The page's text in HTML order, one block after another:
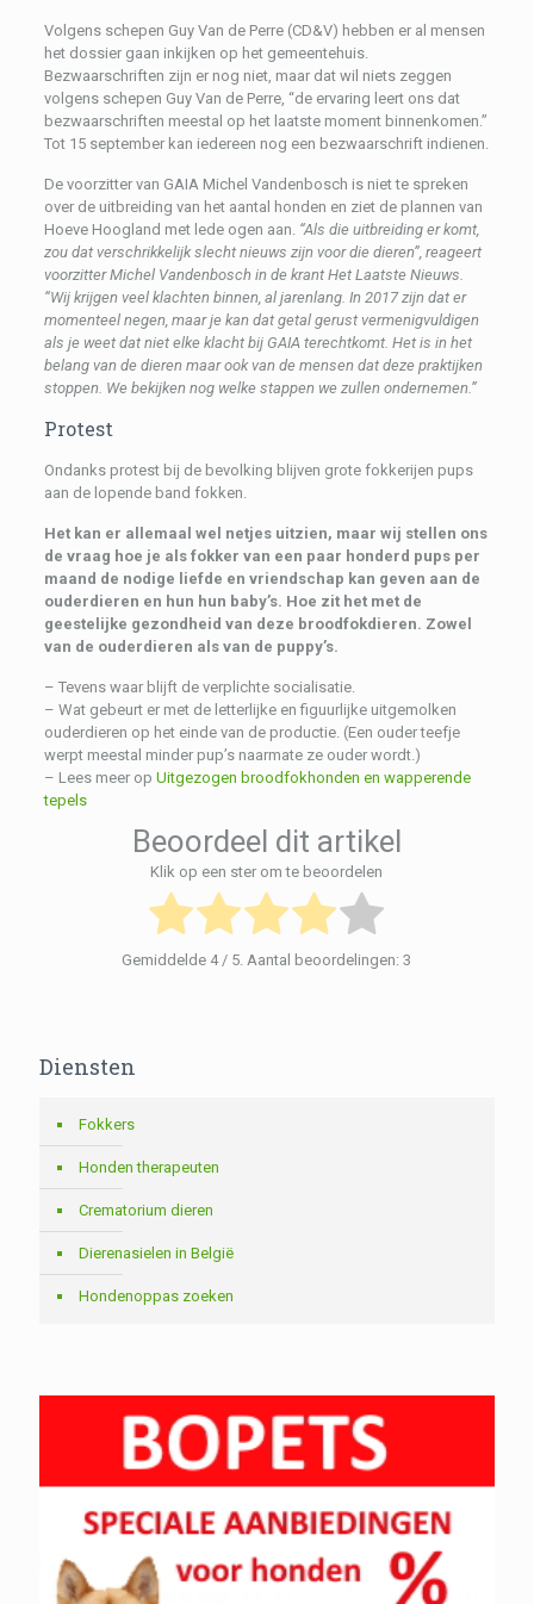
Volgens schepen Guy Van de Perre (CD&V) hebben er al mensen
het dossier gaan inkijken op het gemeentehuis.
Bezwaarschriften zijn er nog niet, maar dat wil niets zeggen
volgens schepen Guy Van de Perre, “de ervaring leert ons dat
bezwaarschriften meestal op het laatste moment binnenkomen.”
Tot 15 september kan iedereen nog een bezwaarschrift indienen.
De voorzitter van GAIA Michel Vandenbosch is niet te spreken
over de uitbreiding van het aantal honden en ziet de plannen van
Hoeve Hoogland met lede ogen aan. “Als die uitbreiding er komt,
zou dat verschrikkelijk slecht nieuws zijn voor die dieren”, reageert
voorzitter Michel Vandenbosch in de krant Het Laatste Nieuws.
“Wij krijgen veel klachten binnen, al jarenlang. In 2017 zijn dat er
momenteel negen, maar je kan dat getal gerust vermenigvuldigen
als je weet dat niet elke klacht bij GAIA terechtkomt. Het is in het
belang van de dieren maar ook van de mensen dat deze praktijken
stoppen. We bekijken nog welke stappen we zullen ondernemen.”
Protest
Ondanks protest bij de bevolking blijven grote fokkerijen pups
aan de lopende band fokken.
Het kan er allemaal wel netjes uitzien, maar wij stellen ons
de vraag hoe je als fokker van een paar honderd pups per
maand de nodige liefde en vriendschap kan geven aan de
ouderdieren en hun hun baby’s. Hoe zit het met de
geestelijke gezondheid van deze broodfokdieren. Zowel
van de ouderdieren als van de puppy’s.
– Tevens waar blijft de verplichte socialisatie.
– Wat gebeurt er met de letterlijke en figuurlijke uitgemolken
ouderdieren op het einde van de productie. (Een ouder teefje
werpt meestal minder pup’s naarmate ze ouder wordt.)
– Lees meer op Uitgezogen broodfokhonden en wapperende
tepels
Beoordeel dit artikel
Klik op een ster om te beoordelen
Gemiddelde 4/ 5. Aantal beoordelingen:3
Diensten
Fokkers
Honden therapeuten
Crematorium dieren
Dierenasielen in België
Hondenoppas zoeken